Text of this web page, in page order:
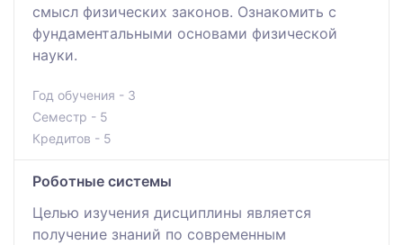
смысл физических законов. Ознакомить с
фундаментальными основами физической
науки.
Год обучения - 3
Семестр - 5
Кредитов - 5
Роботные системы
Целью изучения дисциплины является
получение знаний по современным